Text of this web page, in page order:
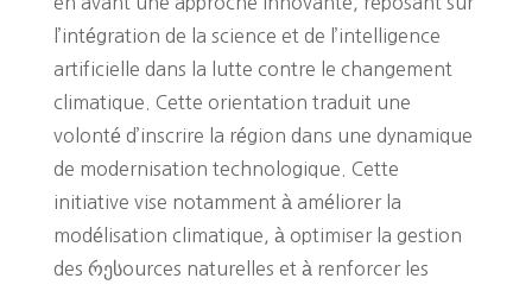
l’intégration de la science et de l’intelligence
artificielle dans la lutte contre le changement
climatique. Cette orientation traduit une
volonté d’inscrire la région dans une dynamique
de modernisation technologique. Cette
initiative vise notamment à améliorer la
modélisation climatique, à optimiser la gestion
des რესources naturelles et à renforcer les